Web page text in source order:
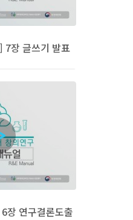
7장 글쓰기 발표
장 연구결론도출